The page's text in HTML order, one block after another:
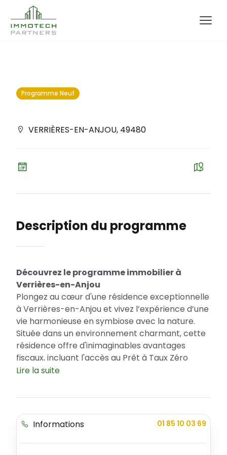
Programme Neuf
VERRIÈRES-EN-ANJOU, 49480
Description du programme
Découvrez le programme immobilier à
Verrières-en-Anjou
Plongez au cœur d'une résidence exceptionnelle
à Verrières-en-Anjou et vivez l’expérience d’une
vie harmonieuse en symbiose avec la nature.
Située dans un environnement charmant, cette
résidence offre d'inimaginables avantages
fiscaux, incluant l'accès au Prêt à Taux Zéro
(PTZ), pour tous ceux qui rêvent d'accéder à la
résidence qui allie élégance, modernité et
d'appartements, chacun trouvera son bonheur.
Lire la suite
Informations 01 85 10 03 69